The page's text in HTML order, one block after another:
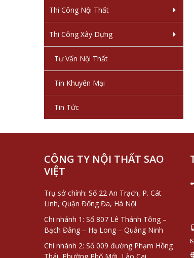
Thi Công Nội Thất
Thi Công Xây Dựng
Tư Vấn Nội Thất
Tin Khuyến Mại
Tin Tức
CÔNG TY NỘI THẤT SAO
VIỆT
Trụ sở chính: Số 22 An Trạch, P. Cát
Linh, Quận Đống Đa, Hà Nội
Chi nhánh 1: Số 807 Lê Thánh Tông –
Bạch Đằng – Hạ Long – Quảng Ninh
Chi nhánh 2: Số 009 đường Phạm Hồng